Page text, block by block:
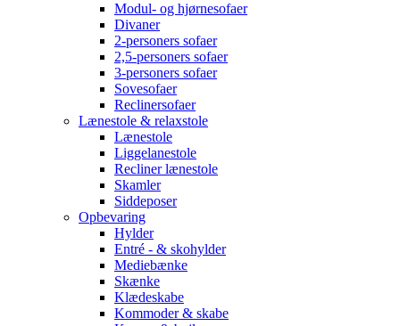
Modul- og hjørnesofaer
Divaner
2-personers sofaer
2,5-personers sofaer
3-personers sofaer
Sovesofaer
Reclinersofaer
Lænestole & relaxstole
Lænestole
Liggelanestole
Recliner lænestole
Skamler
Siddeposer
Opbevaring
Hylder
Entré - & skohylder
Mediebænke
Skænke
Klædeskabe
Kommoder & skabe